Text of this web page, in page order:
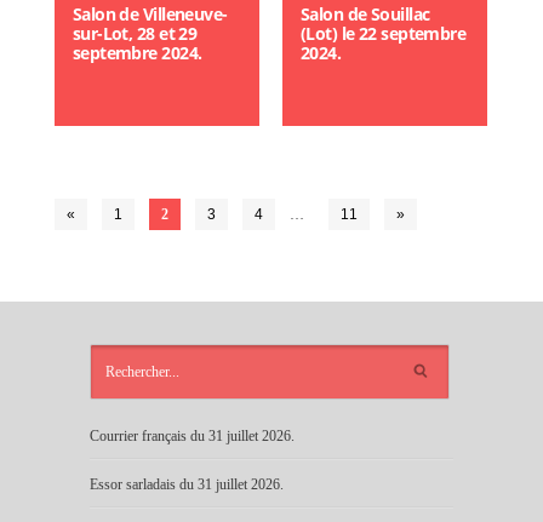
Salon de Villeneuve-
sur-Lot, 28 et 29
septembre 2024.
Salon de Souillac
(Lot) le 22 septembre
2024.
« 1 2 3 4 11 »
Courrier français du 31 juillet 2026.
Essor sarladais du 31 juillet 2026.